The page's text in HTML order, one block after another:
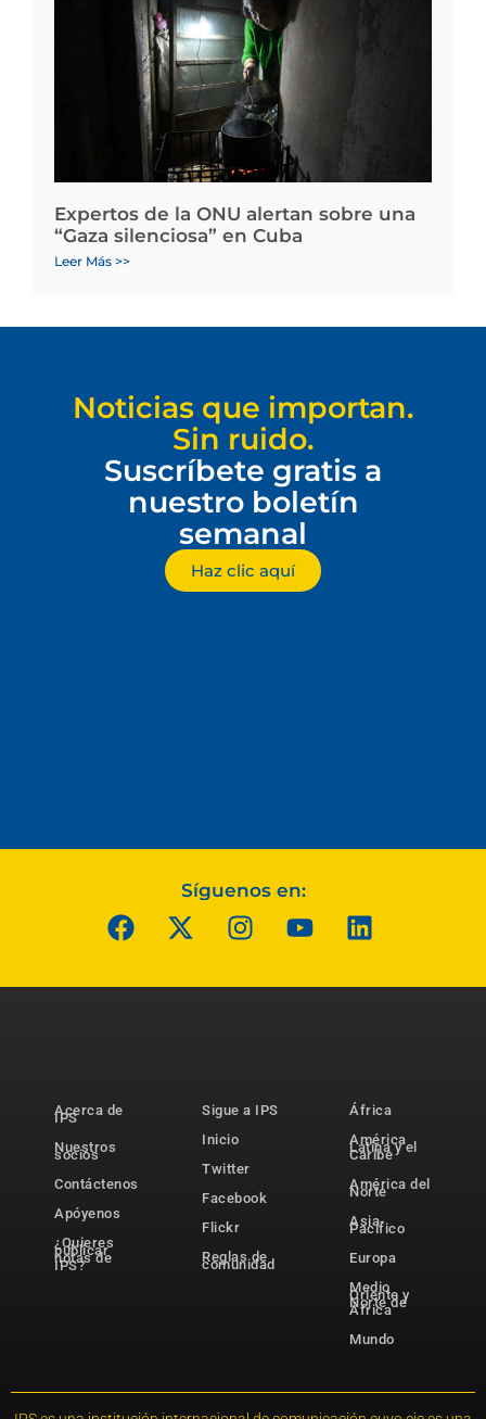
Expertos de la ONU alertan sobre una
“Gaza silenciosa” en Cuba
Leer Más >>
Noticias que importan.
Sin ruido.
Suscríbete gratis a
nuestro boletín
semanal
Haz clic aquí
Síguenos en:
Acerca de
IPS
Nuestros
socios
Contáctenos
Apóyenos
¿Quieres
publicar
notas de
IPS?
Sigue a IPS
Inicio
Twitter
Facebook
Flickr
Reglas de
comunidad
África
América
Latina y el
Caribe
América del
Norte
Asia-
Pacífico
Europa
Medio
Oriente y
Norte de
África
Mundo